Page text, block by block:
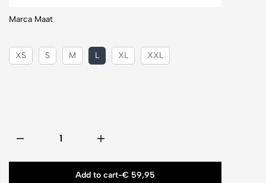
Marca Maat
XS S M L XL XXL
Add to cart-€ 59,95